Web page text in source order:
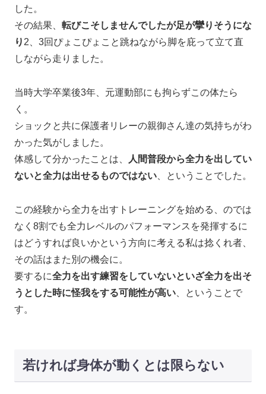
した。
その結果、 転びこそしませんでしたが足が攣りそうにな
り 2、3回ぴょこぴょこと跳ねながら脚を庇って立て直
しながら走りました。
当時大学卒業後3年、元運動部にも拘らずこの体たら
く。
ショックと共に保護者リレーの親御さん達の気持ちがわ
かった気がしました。
体感して分かったことは、
人間普段から全力を出してい
ないと全力は出せるものではない 、ということでした。
この経験から全力を出すトレーニングを始める、のでは
なく8割でも全力レベルのパフォーマンスを発揮するに
はどうすれば良いかという方向に考える私は捻くれ者、
その話はまた別の機会に。
要するに全力を出す練習をしていないといざ全力を出そ
うとした時に怪我をする可能性が高い 、ということで
す。
若ければ身体が動くとは限らない